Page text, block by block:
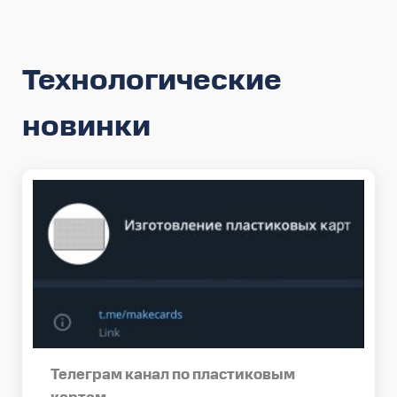
Технологические
новинки
Телеграм канал по пластиковым